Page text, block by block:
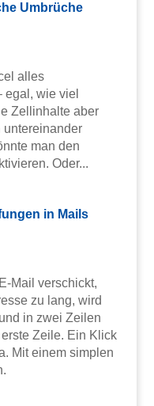
Umbrüche
alles
egal, wie viel
Zellinhalte aber
untereinander
man den
Oder...
in Mails
Mail verschickt,
zu lang, wird
in zwei Zeilen
Zeile. Ein Klick
Mit einem simplen